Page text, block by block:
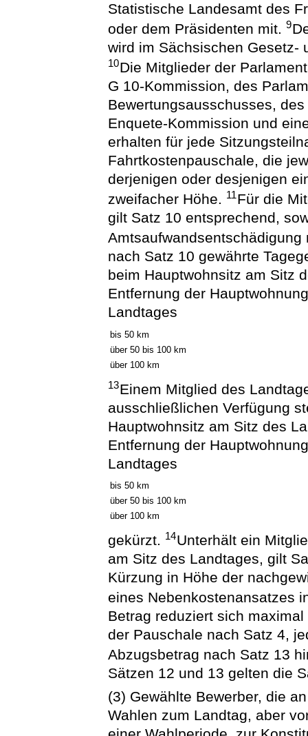
Statistische Landesamt des
oder dem Präsidenten mit.9
wird im Sächsischen Gesetz-
10Die Mitglieder der
G 10-Kommission, des
Bewertungsausschusses,
Enquete-Kommission und
erhalten für jede
Fahrtkostenpauschale, die
derjenigen oder desjenigen
zweifacher Höhe. 11Für die
gilt Satz 10 entsprechend,
nach Satz 10 gewährte
beim Hauptwohnsitz am Sitz
Entfernung der
Landtages
bis 50 km
über 50 bis 100 km
über 100 km
13Einem Mitglied des
ausschließlichen Verfügung
Hauptwohnsitz am Sitz des
Entfernung der
Landtages
bis 50 km
über 50 bis 100 km
über 100 km
gekürzt. 14Unterhält ein
am Sitz des Landtages, gilt
Kürzung in Höhe der
eines Nebenkostenansatzes
Betrag reduziert sich
der Pauschale nach Satz 4,
Abzugsbetrag nach Satz 13
Sätzen 12 und 13 gelten die
(3) Gewählte Bewerber, die
Wahlen zum Landtag, aber